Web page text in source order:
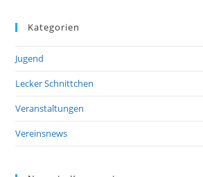
Kategorien
Jugend
Lecker Schnittchen
Veranstaltungen
Vereinsnews